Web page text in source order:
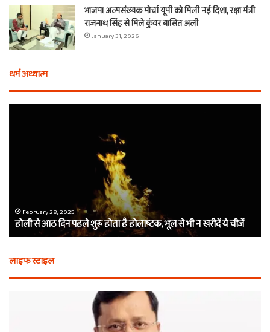
भाजपा अल्पसंख्यक मोर्चा यूपी को मिली नई दिशा, रक्षा मंत्री
राजनाथ सिंह से मिले कुंवर बासित अली
January 31, 2026
धर्म अध्यात्म
होलाष्टक,
भूल
से
न
खरीदें
February 28, 2025
होली से आठ दिन पहले शुरू होता है होलाष्टक, भूल से भी न खरीदें ये चीजें
लाइफ स्टाइल